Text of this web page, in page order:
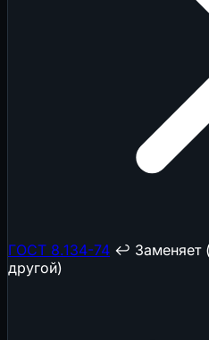
ГОСТ 8.134-74 ↩️ Заменяет
другой)